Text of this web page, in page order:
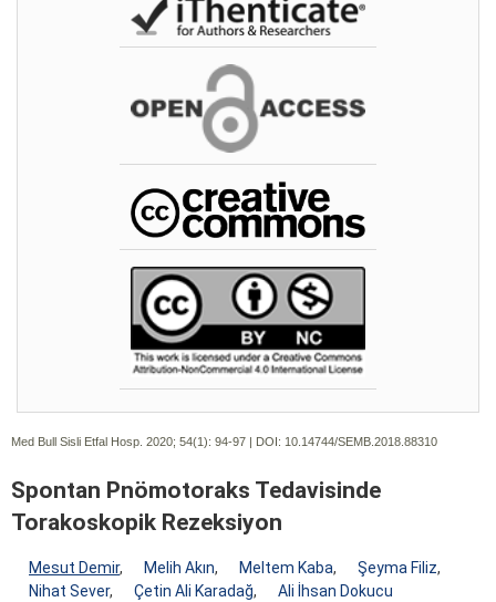
Med Bull Sisli Etfal Hosp. 2020; 54(1): 94-97 | DOI: 10.14744/SEMB.2018.88310
Spontan Pnömotoraks Tedavisinde
Torakoskopik Rezeksiyon
Mesut Demir, Melih Akın, Meltem Kaba, Şeyma Filiz,
Nihat Sever, Çetin Ali Karadağ,
Ali İhsan Dokucu